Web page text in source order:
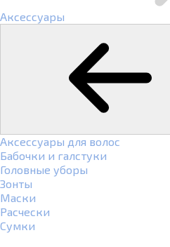
Аксессуары
Аксессуары для волос
Бабочки и галстуки
Головные уборы
Зонты
Маски
Расчески
Сумки